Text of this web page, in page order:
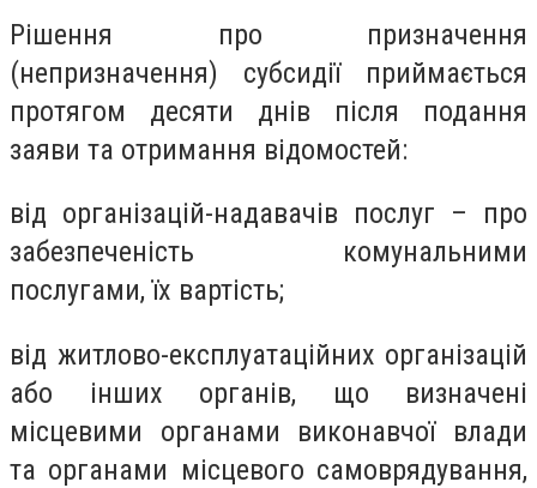
Рішення про призначення
(непризначення) субсидії приймається
протягом десяти днів після подання
заяви та отримання відомостей:
від організацій-надавачів послуг – про
забезпеченість комунальними
послугами, їх вартість;
від житлово-експлуатаційних організацій
або інших органів, що визначені
місцевими органами виконавчої влади
та органами місцевого самоврядування,